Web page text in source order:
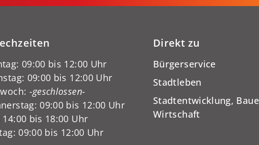
09:00 bis 12:00 Uhr
09:00 bis 12:00 Uhr
-geschlossen-
09:00 bis 12:00 Uhr
bis 18:00 Uhr
09:00 bis 12:00 Uhr
Direkt zu
Bürgerservice
Stadtleben
Stadtentwicklung,
Wirtschaft